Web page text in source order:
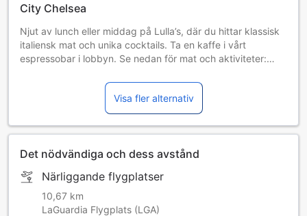
City Chelsea
Njut av lunch eller middag på Lulla’s, där du hittar klassisk
italiensk mat och unika cocktails. Ta en kaffe i vårt
espressobar i lobbyn. Se nedan för mat och aktiviteter:
vår lobby. Lulla’s: Upplev vår italienskinspirerade bar och
restaurang med New York-känsla. Lulla’s är en
fullservicerestaurang och craftbar som bjuder på
spännande smaker från hela världen, med en avslappnad
enkel men god mat tillsammans med vänner och något gott
Daglig obligatorisk destinationsavgift inkluderar: Premium-
WiFi; daglig mat- och dryckeskredit på 10 USD att
använda i restaurangen och kaffebaren; dagligt val av lokal
Visa fler alternativ
Det nödvändiga och dess avstånd
Närliggande flygplatser
10,67 km
LaGuardia Flygplats (LGA)